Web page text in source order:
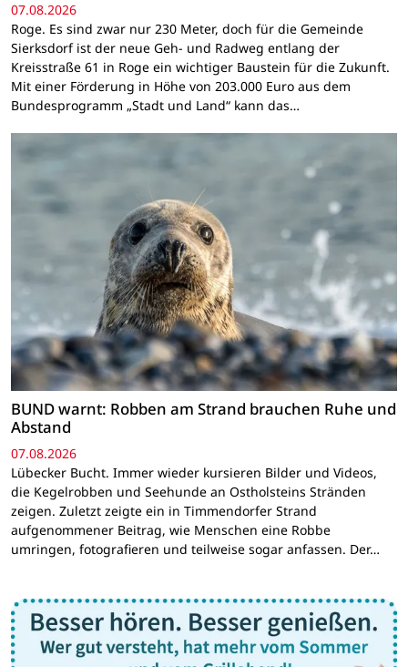
07.08.2026
Roge. Es sind zwar nur 230 Meter, doch für die Gemeinde
Sierksdorf ist der neue Geh- und Radweg entlang der
Kreisstraße 61 in Roge ein wichtiger Baustein für die Zukunft.
Mit einer Förderung in Höhe von 203.000 Euro aus dem
Bundesprogramm „Stadt und Land“ kann das…
BUND warnt: Robben am Strand brauchen Ruhe und
Abstand
07.08.2026
Lübecker Bucht. Immer wieder kursieren Bilder und Videos,
die Kegelrobben und Seehunde an Ostholsteins Stränden
zeigen. Zuletzt zeigte ein in Timmendorfer Strand
aufgenommener Beitrag, wie Menschen eine Robbe
umringen, fotografieren und teilweise sogar anfassen. Der…